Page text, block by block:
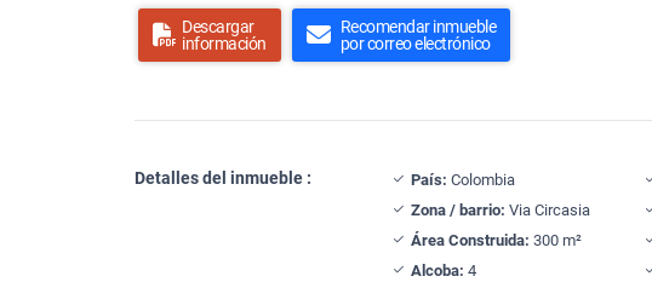
Descargar
información
Recomendar inmueble
por correo electrónico
Detalles del inmueble : País: Colombia
Zona / barrio: Via Circasia
Área Construida: 300 m²
Alcoba: 4